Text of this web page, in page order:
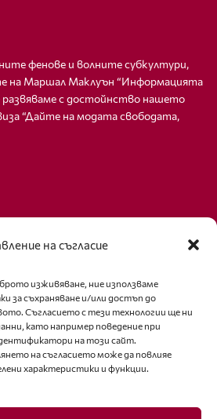
на съгласие
изживяване, ние използваме
за съхраняване и/или достъп до
Съгласието с тези технологии ще ни
като например поведение при
на този сайт.
на съгласието може да повлияе
характеристики и функции.
фенове и волните субкултури,
на Маршал Маклуън “Информацията
развяваме с достойнство нашето
“Дайте на модата свободата,